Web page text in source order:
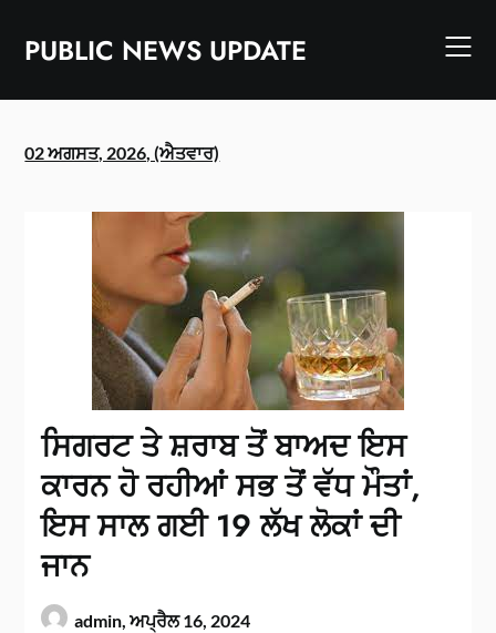
contentPUBLIC NEWS UPDATE
02 ਅਗਸਤ, 2026, (ਐਤਵਾਰ)
ਸਿਗਰਟ ਤੇ ਸ਼ਰਾਬ ਤੋਂ ਬਾਅਦ ਇਸ
ਕਾਰਨ ਹੋ ਰਹੀਆਂ ਸਭ ਤੋਂ ਵੱਧ ਮੌਤਾਂ,
ਇਸ ਸਾਲ ਗਈ 19 ਲੱਖ ਲੋਕਾਂ ਦੀ
ਜਾਨ
admin,ਅਪ੍ਰੈਲ 16, 2024